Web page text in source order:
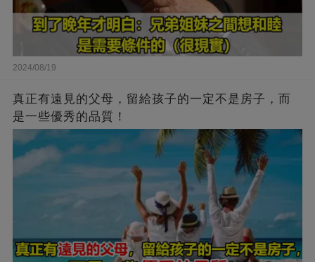
2024/08/19
真正有遠見的父母，留給孩子的一定不是房子，而
是一些優秀的品質！